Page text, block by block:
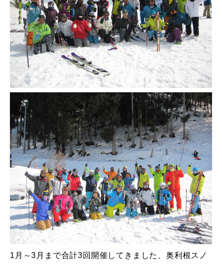
中級1
中級2
特別講座
講師から選ぶ Instructor
インストラクター募集
インストラクター一覧
コブレッスン参加のお客様の声 Review
レッスンレポート Report
1月～3月まで合計3回開催してきました、奥利根スノ